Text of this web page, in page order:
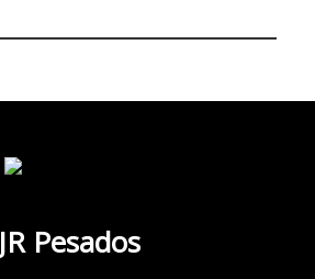
JR Pesados